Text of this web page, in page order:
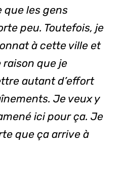
que les gens
peu. Toutefois, je
à cette ville et
raison que je
autant d’effort
Je veux y
ici pour ça. Je
que ça arrive à